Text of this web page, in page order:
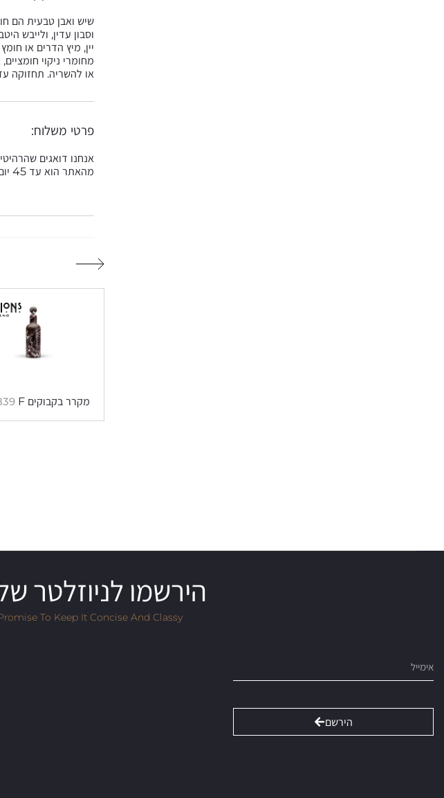
שיש ואבן טבעית הם
וסבון עדין, ולייבש
יין, מיץ הדרים או
מחומרי ניקוי
או להשריה. תחזוקה
פרטי משלוח:
אנחנו דואגים
מהאתר הוא עד 45 יום. עלות המשלוח מחושבת אוטומטית בסל.
מקרר בקבוקים F
הירשמו לניוזלטר
To Keep It Concise And Classy
הירשם